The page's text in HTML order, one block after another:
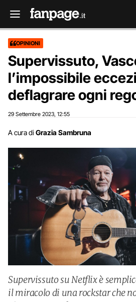
OPINIONI
Supervissuto,
l’impossibile
deflagrare ogni
29 Settembre 2023 12:55
A cura di Grazia Sambruna
Supervissuto su Netflix è
il miracolo di una rockstar che